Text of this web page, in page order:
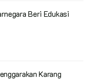
Beri Edukasi
Karang